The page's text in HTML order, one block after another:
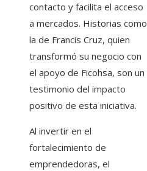
contacto y facilita el acceso
a mercados. Historias como
la de Francis Cruz, quien
transformó su negocio con
el apoyo de Ficohsa, son un
testimonio del impacto
positivo de esta iniciativa.
Al invertir en el
fortalecimiento de
emprendedoras, el